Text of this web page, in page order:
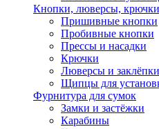
Кнопки, люверсы,
Пришивные кнопки
Пробивные кнопки
Прессы и насадки
Крючки
Люверсы и заклёпки
Щипцы для
Фурнитура для сумок
Замки и застёжки
Карабины